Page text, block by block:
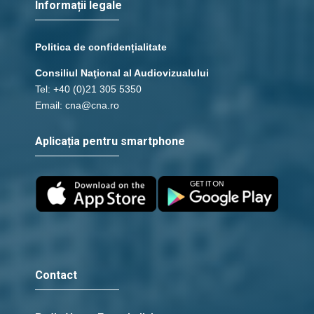
Informații legale
Politica de confidențialitate
Consiliul Naţional al Audiovizualului
Tel: +40 (0)21 305 5350
Email: cna@cna.ro
Aplicația pentru smartphone
Contact